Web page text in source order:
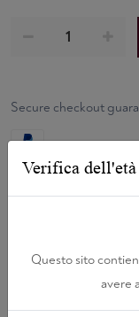
Secure checkout
Related Wines
Verifica dell'età
Questo sito
avere